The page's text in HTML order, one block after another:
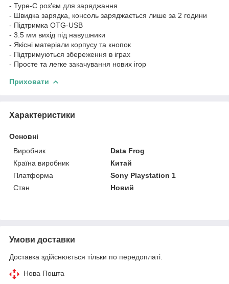
- Type-C роз'єм для заряджання
- Швидка зарядка, консоль заряджається лише за 2 години
- Підтримка OTG-USB
- 3.5 мм вихід під навушники
- Якісні матеріали корпусу та кнопок
- Підтримуються збереження в іграх
- Просте та легке закачування нових ігор
Приховати
Характеристики
Основні
Виробник
Data Frog
Країна виробник
Китай
Платформа
Sony Playstation 1
Стан
Новий
Умови доставки
Доставка здійснюється тільки по передоплаті.
Нова Пошта